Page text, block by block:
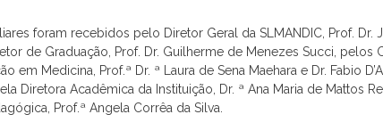
foram recebidos pelo Diretor Geral da SLMANDIC, Prof. Dr.
de Graduação, Prof. Dr. Guilherme de Menezes Succi, pelos
em Medicina, Prof.ª Dr. ª Laura de Sena Maehara e Dr. Fabio
Diretora Acadêmica da Instituição, Dr. ª Ana Maria de Mattos
Prof.ª Angela Corrêa da Silva.